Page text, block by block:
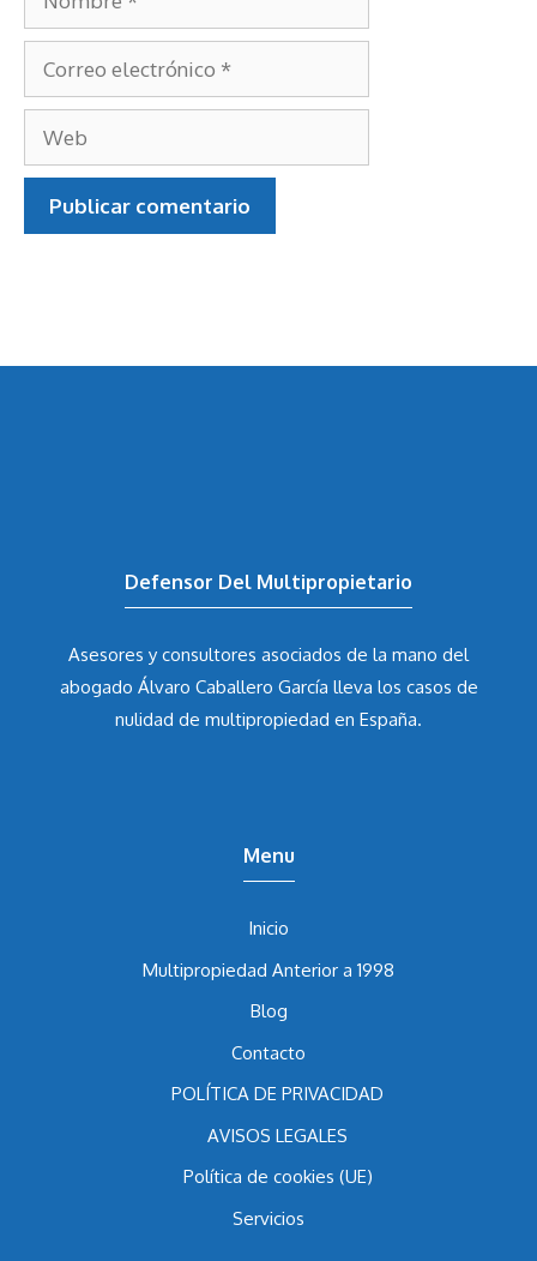
Nombre
Correo
electrónico
Web
Asesores y consultores asociados de la mano del
abogado Álvaro Caballero Garcíalleva los casos de
Inicio
Multipropiedad Anterior a 1998
Blog
Contacto
POLÍTICA DE PRIVACIDAD
AVISOS LEGALES
Política de cookies (UE)